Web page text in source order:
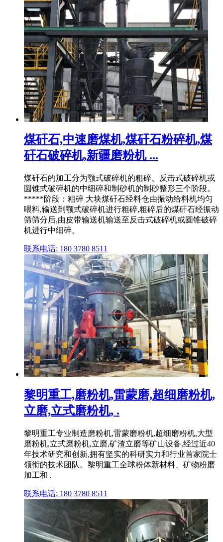
煤矸石,中速磨煤机,煤矸石粉碎机,煤
矸石破碎机,新疆磨粉机 ...
煤矸石的加工分为颚式破碎机的粗碎、反击式破碎机或
圆锥式破碎机的中细碎和制砂机的制砂整形三个阶段。
*****阶段：粗碎 大块煤矸石经料仓由振动给料机均匀
喂料,输送到颚式破碎机进行粗碎,粗碎后的煤矸石经振动
筛筛分后,由皮带输送机输送至反击式破碎机或圆锥破碎
机进行中细碎。
联系电话: 180 3780 8511
黎明重工,磨粉机,雷蒙磨,超细磨粉机,
立磨,立式磨粉机, .
黎明重工专业制造磨粉机,雷蒙磨粉机,超细磨粉机,大型
磨粉机,立式磨粉机,立磨,矿渣立磨等矿山设备,经过近40
年技术研究和创新,拥有坚实的科研实力和行业首家院士
领衔的技术团队。黎明重工全球粉体新材料、矿物粉磨
加工和 .
联系电话: 180 3780 8511